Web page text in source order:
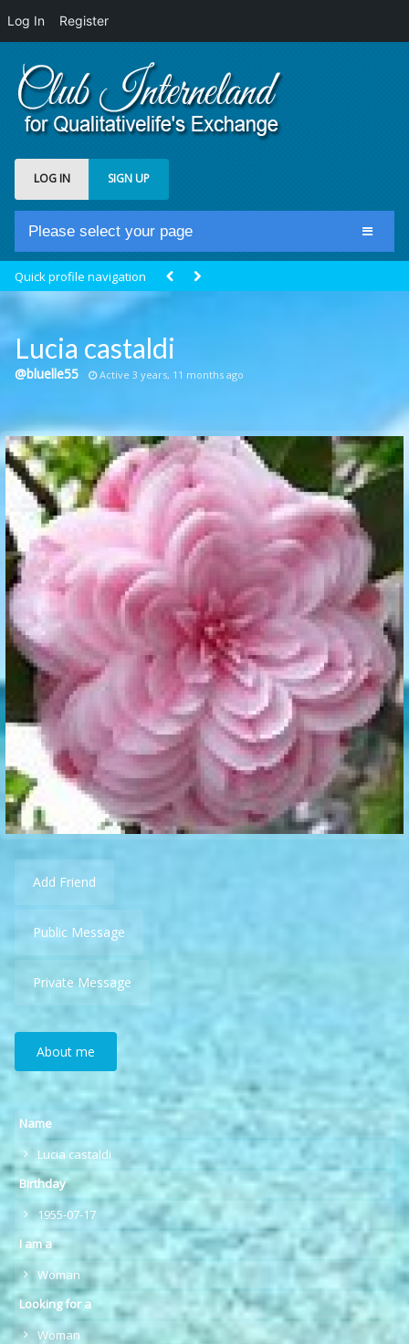
Log In Register
LOG IN SIGN UP
Please select your page
Club Newsfeed
Groups
Communication Point
Cristal Temple
Meeting Point
The Yacht Club
Quick profile navigation
Lucia castaldi
@bluelle55 Active 3 years, 11 months ago
Add Friend
Public Message
Private Message
About me
Name
Lucia castaldi
Birthday
1955-07-17
I am a
Woman
Looking for a
Woman